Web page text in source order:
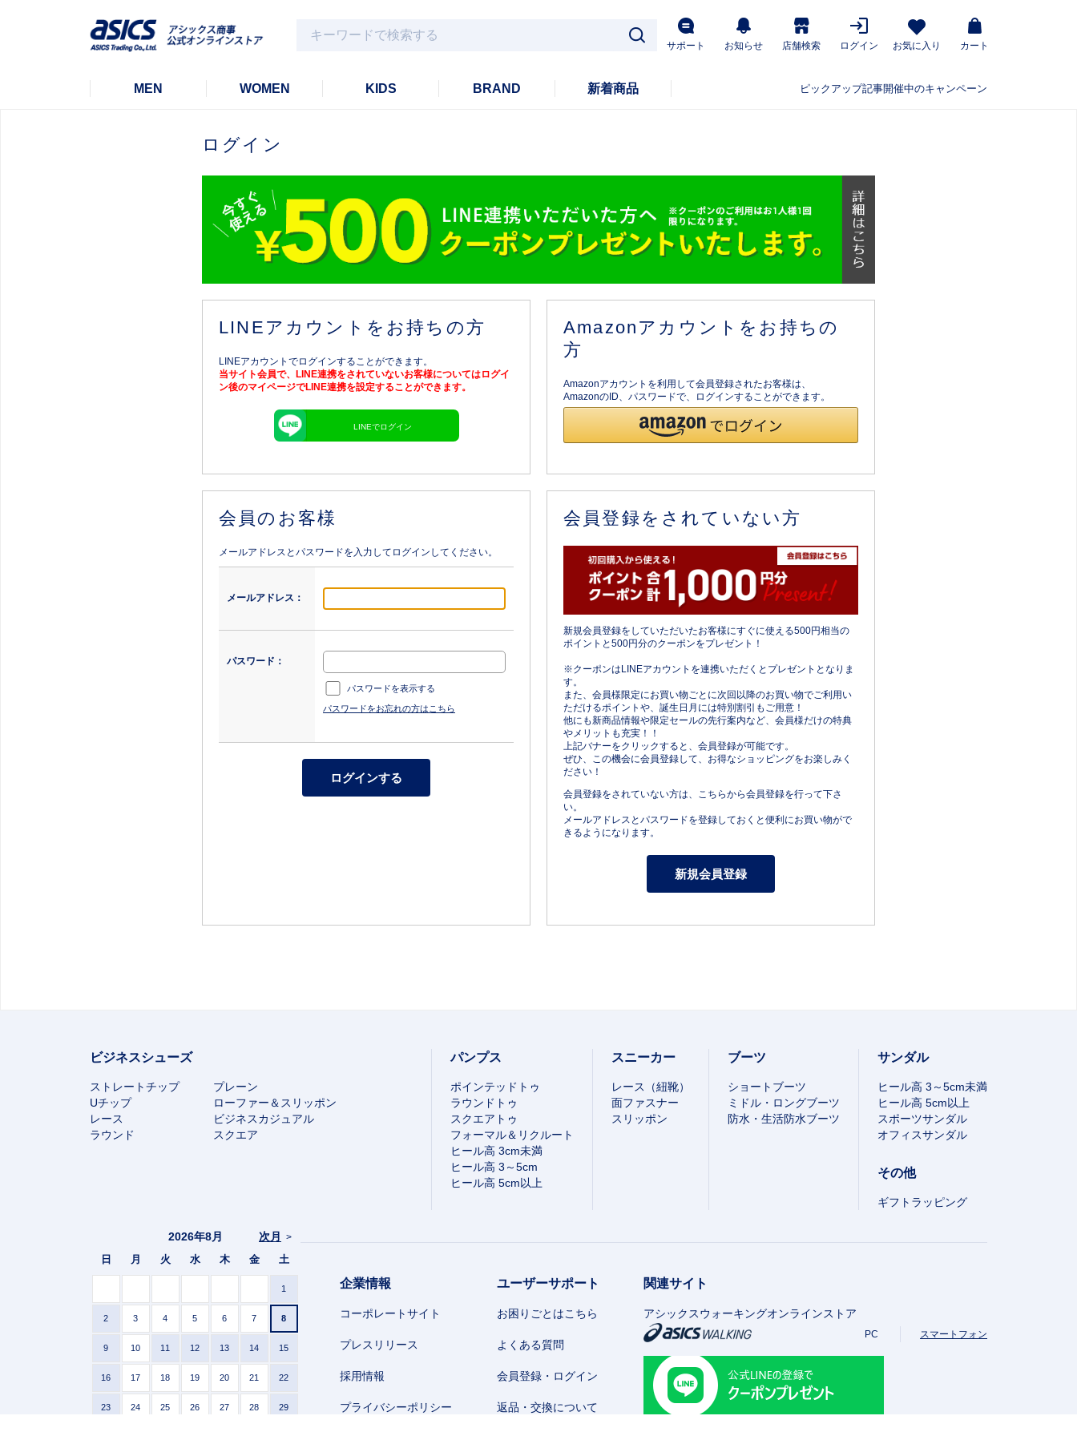
サポート お知らせ 店舗検索 ログイン お気に入り カート
MEN WOMEN KIDS BRAND 新着商品 ピックアップ記事開催中のキャンペーン
ログイン
LINEアカウントをお持ちの方
LINEアカウントでログインすることができます。
当サイト会員で、LINE連携をされていないお客様についてはログイ
ン後のマイページでLINE連携を設定することができます。
LINEでログイン
Amazonアカウントをお持ちの
方
Amazonアカウントを利用して会員登録されたお客様は、
AmazonのID、パスワードで、ログインすることができます。
会員のお客様
メールアドレスとパスワードを入力してログインしてください。
メールアドレス：
パスワード：
パスワードを表示する
パスワードをお忘れの方はこちら
会員登録をされていない方
新規会員登録をしていただいたお客様にすぐに使える500円相当の
ポイントと500円分のクーポンをプレゼント！
※クーポンはLINEアカウントを連携いただくとプレゼントとなりま
す。
また、会員様限定にお買い物ごとに次回以降のお買い物でご利用い
ただけるポイントや、誕生日月には特別割引もご用意！
他にも新商品情報や限定セールの先行案内など、会員様だけの特典
やメリットも充実！！
上記バナーをクリックすると、会員登録が可能です。
ぜひ、この機会に会員登録して、お得なショッピングをお楽しみく
ださい！
会員登録をされていない方は、こちらから会員登録を行って下さ
い。
メールアドレスとパスワードを登録しておくと便利にお買い物がで
きるようになります。
ビジネスシューズ
ストレートチップ
プレーン
Uチップ
ローファー＆スリッポン
レース
ビジネスカジュアル
ラウンド
スクエア
パンプス
ポインテッドトゥ
ラウンドトゥ
スクエアトゥ
フォーマル＆リクルート
ヒール高 3cm未満
ヒール高 3～5cm
ヒール高 5cm以上
スニーカー
レース（紐靴）
面ファスナー
スリッポン
ブーツ
ショートブーツ
ミドル・ロングブーツ
防水・生活防水ブーツ
サンダル
ヒール高 3～5cm未満
ヒール高 5cm以上
スポーツサンダル
オフィスサンダル
その他
ギフトラッピング
次月 >
2026年8月
日 月 火 水 木 金 土
1
2 3 4 5 6 7 8
9 10 11 12 13 14 15
16 17 18 19 20 21 22
23 24 25 26 27 28 29
企業情報
コーポレートサイト
プレスリリース
採用情報
プライバシーポリシー
ユーザーサポート
お困りごとはこちら
よくある質問
会員登録・ログイン
返品・交換について
関連サイト
アシックスウォーキングオンラインストア
PC スマートフォン